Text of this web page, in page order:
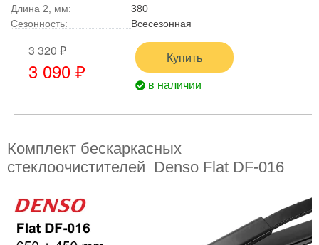
Длина 2, мм:
380
Сезонность:
Всесезонная
3 320 ₽
3 090 ₽
Купить
в наличии
Комплект бескаркасных
стеклоочистителей Denso Flat DF-016